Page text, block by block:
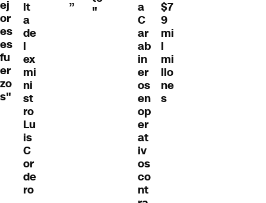
ej
or
es
es
fu
er
zo
s"
lt
a
de
l
ex
mi
ni
st
ro
Lu
is
C
or
de
ro
”
"
a
C
ar
ab
in
er
os
en
op
er
at
iv
os
co
nt
$7
9
mi
l
mi
llo
ne
s